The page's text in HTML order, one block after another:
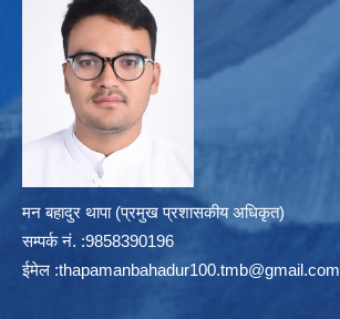
मन बहादुर थापा (प्रमुख प्रशासकीय अधिकृत)
सम्पर्क न‌ं. :9858390196
ईमेल :thapamanbahadur100.tmb@gmail.com